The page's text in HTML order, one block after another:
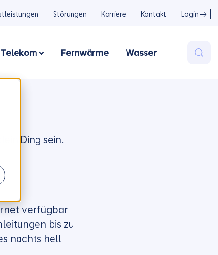
Störungen Karriere Kontakt Login
submenu for Strom
Telekom
Show submenu for Strom
Fernwärme Wasser
Ding sein.
verfügbar
bis zu
nachts hell